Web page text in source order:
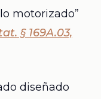
motorizado”
§ 169A.03,
diseñado